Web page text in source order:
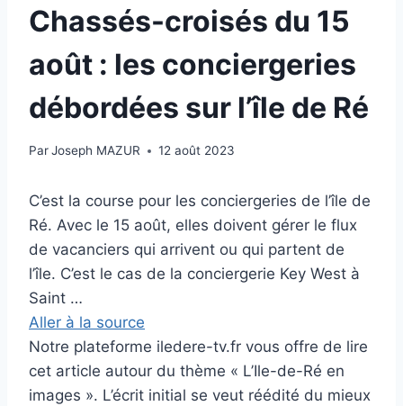
Chassés-croisés du 15
août : les conciergeries
débordées sur l’île de Ré
ParJoseph MAZUR 12 août 2023
C’est la course pour les conciergeries de l’île de
Ré. Avec le 15 août, elles doivent gérer le flux
de vacanciers qui arrivent ou qui partent de
l’île. C’est le cas de la conciergerie Key West à
Saint …
Aller à la source
Notre plateforme iledere-tv.fr vous offre de lire
cet article autour du thème « L’Ile-de-Ré en
images ». L’écrit initial se veut réédité du mieux